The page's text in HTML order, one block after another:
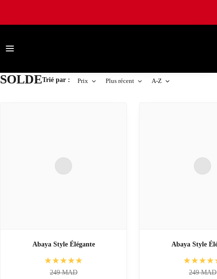
SOLDETrié par : Prix Plus récent A-Z
Abaya Style Élégante
★★★★★
249MAD
Abaya Style
249MAD